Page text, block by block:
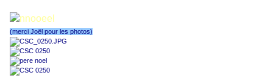
(merci Joël pour les photos)